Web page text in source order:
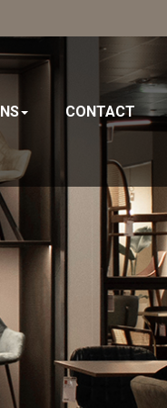
CONTACT